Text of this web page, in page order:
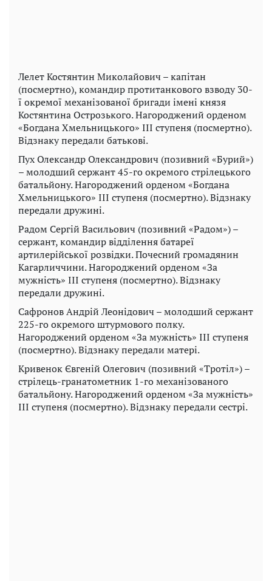
Лелет Костянтин Миколайович – капітан
(посмертно), командир протитанкового взводу 30-
ї окремої механізованої бригади імені князя
Костянтина Острозького. Нагороджений орденом
«Богдана Хмельницького» III ступеня (посмертно).
Відзнаку передали батькові.
Пух Олександр Олександрович (позивний «Бурий»)
– молодший сержант 45-го окремого стрілецького
батальйону. Нагороджений орденом «Богдана
Хмельницького» III ступеня (посмертно). Відзнаку
передали дружині.
Радом Сергій Васильович (позивний «Радом») –
сержант, командир відділення батареї
артилерійської розвідки. Почесний громадянин
Кагарличчини. Нагороджений орденом «За
мужність» III ступеня (посмертно). Відзнаку
передали дружині.
Сафронов Андрій Леонідович – молодший сержант
225-го окремого штурмового полку.
Нагороджений орденом «За мужність» III ступеня
(посмертно). Відзнаку передали матері.
Кривенок Євгеній Олегович (позивний «Тротіл») –
стрілець-гранатометник 1-го механізованого
батальйону. Нагороджений орденом «За мужність»
III ступеня (посмертно). Відзнаку передали сестрі.